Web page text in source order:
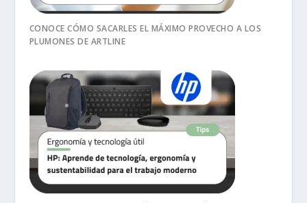
CONOCE CÓMO SACARLES EL MÁXIMO PROVECHO A LOS
PLUMONES DE ARTLINE